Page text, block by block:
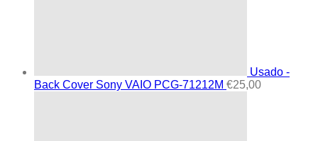
Usado -
Back Cover Sony VAIO PCG-71212M €25,00